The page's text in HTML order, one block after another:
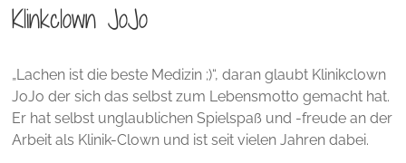
Klinkclown JoJo
„Lachen ist die beste Medizin ;)“, daran glaubt Klinikclown
JoJo der sich das selbst zum Lebensmotto gemacht hat.
Er hat selbst unglaublichen Spielspaß und -freude an der
Arbeit als Klinik-Clown und ist seit vielen Jahren dabei.